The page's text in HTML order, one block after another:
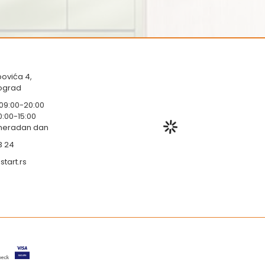
4,
20:00
15:00
dan
24